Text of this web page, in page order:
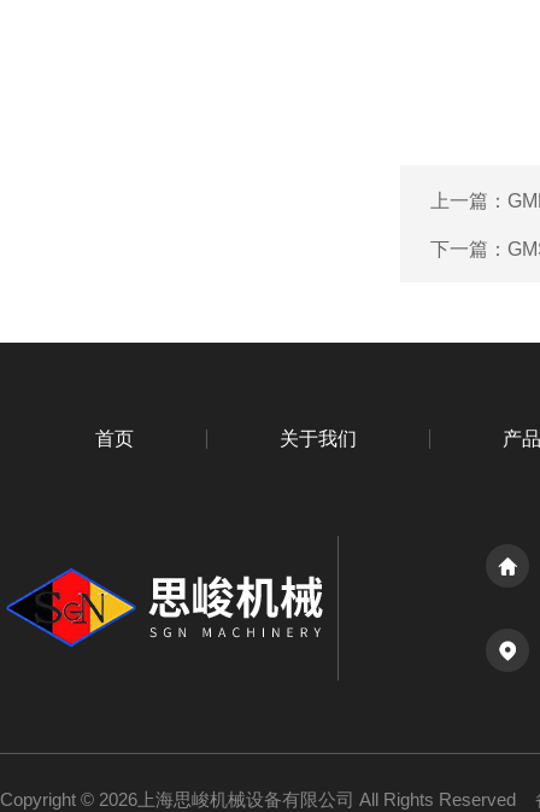
上一篇：
下一篇：
首页 关于我们 产
Copyright © 2026上海思峻机械设备有限公司 All Rights Reserved